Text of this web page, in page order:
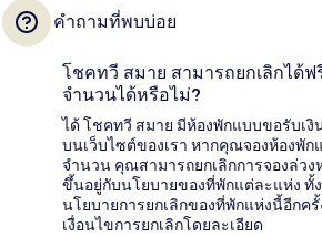
คำถามที่พบบ่อย
โชคทวี สมาย สามารถยกเลิกได้ฟ
จำนวนได้หรือไม่?
ได้ โชคทวี สมาย มีห้องพักแบบขอรับเ
บนเว็บไซต์ของเรา หากคุณจองห้องพัก
จำนวน คุณสามารถยกเลิกการจองล่ว
ขึ้นอยู่กับนโยบายของที่พักแต่ละแห่ง ทั้
นโยบายการยกเลิกของที่พักแห่งนี้อีกค
เงื่อนไขการยกเลิกโดยละเอียด